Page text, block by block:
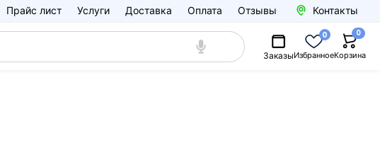
Прайс лист Услуги Доставка Оплата Отзывы Контакты
ЗаказыИзбранное
0
Корзина
0